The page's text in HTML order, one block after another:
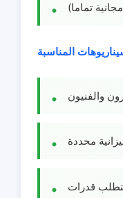
والفنيون
محددة